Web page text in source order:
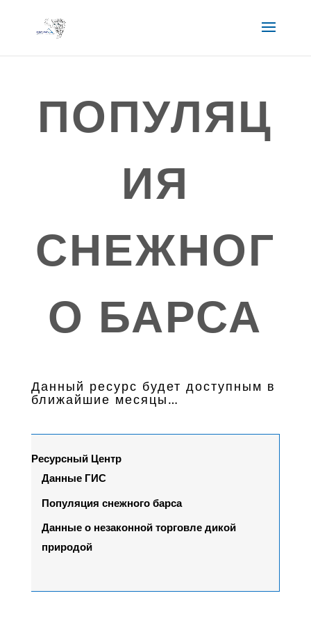
ПОПУЛЯЦ
ИЯ
СНЕЖНОГ
О БАРСА
Данный ресурс будет доступным в
ближайшие месяцы…
Ресурсный Центр
Данные ГИС
Популяция снежного барса
Данные о незаконной торговле дикой
природой